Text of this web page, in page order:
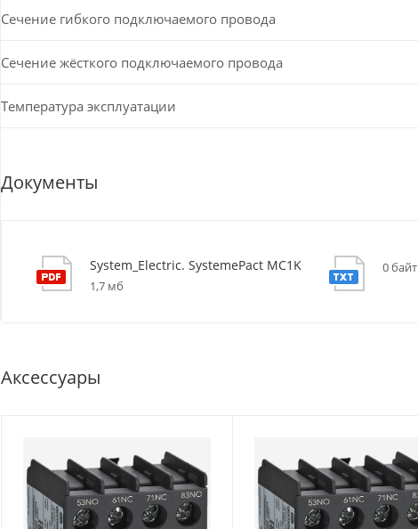
Сечение гибкого подключаемого провода
Сечение жёсткого подключаемого провода
Температура эксплуатации
Документы
System_Electric. SystemePact MC1K
1,7 мб
0 байт
Аксессуары